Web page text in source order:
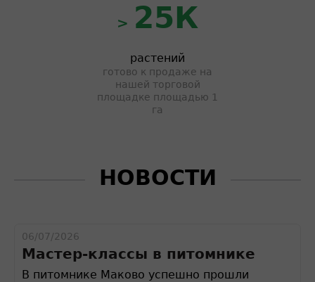
> 25К
растений
готово к продаже на
нашей торговой
площадке площадью 1
га
НОВОСТИ
06/07/2026
Мастер-классы в питомнике
В питомнике Маково успешно прошли